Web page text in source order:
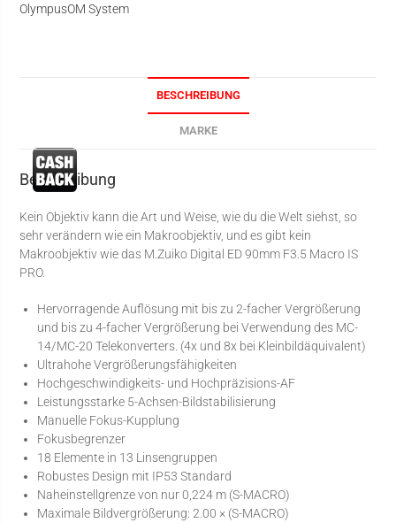
OlympusOM System
BESCHREIBUNG
MARKE
Beschreibung
Kein Objektiv kann die Art und Weise, wie du die Welt siehst, so
sehr verändern wie ein Makroobjektiv, und es gibt kein
Makroobjektiv wie das M.Zuiko Digital ED 90mm F3.5 Macro IS
PRO.
Hervorragende Auflösung mit bis zu 2-facher Vergrößerung
und bis zu 4-facher Vergrößerung bei Verwendung des MC-
14/MC-20 Telekonverters. (4x und 8x bei Kleinbildäquivalent)
Ultrahohe Vergrößerungsfähigkeiten
Hochgeschwindigkeits- und Hochpräzisions-AF
Leistungsstarke 5-Achsen-Bildstabilisierung
Manuelle Fokus-Kupplung
Fokusbegrenzer
18 Elemente in 13 Linsengruppen
Robustes Design mit IP53 Standard
Naheinstellgrenze von nur 0,224 m (S-MACRO)
Maximale Bildvergrößerung: 2.00 × (S-MACRO)